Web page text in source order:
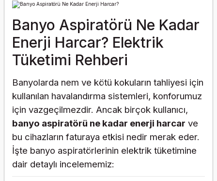
Banyo Aspiratörü Ne Kadar
Enerji Harcar? Elektrik
Tüketimi Rehberi
Banyolarda nem ve kötü kokuların tahliyesi için
kullanılan havalandırma sistemleri, konforumuz
için vazgeçilmezdir. Ancak birçok kullanıcı,
banyo aspiratörü ne kadar enerji harcar ve
bu cihazların faturaya etkisi nedir merak eder.
İşte banyo aspiratörlerinin elektrik tüketimine
dair detaylı incelememiz: